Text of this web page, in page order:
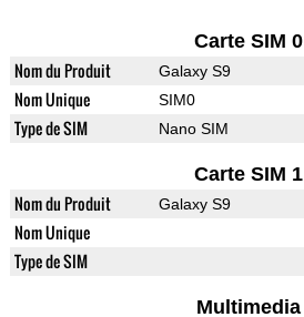
Carte SIM 0
Nom du Produit Galaxy S9
Nom Unique SIM0
Type de SIM Nano SIM
Carte SIM 1
Nom du Produit Galaxy S9
Nom Unique
Type de SIM
Multimedia